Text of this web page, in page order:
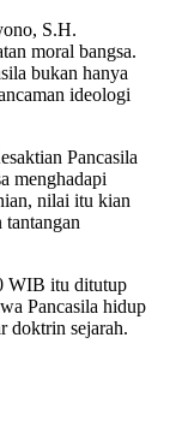
S.H.
moral bangsa.
bukan hanya
ideologi
Pancasila
menghadapi
nilai itu kian
tantangan
WIB itu ditutup
Pancasila hidup
doktrin sejarah.